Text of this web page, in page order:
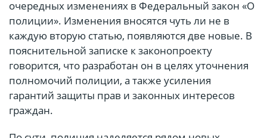
очередных изменениях в Федеральный закон «О
полиции». Изменения вносятся чуть ли не в
каждую вторую статью, появляются две новые. В
пояснительной записке к законопроекту
говорится, что разработан он в целях уточнения
полномочий полиции, а также усиления
гарантий защиты прав и законных интересов
граждан.